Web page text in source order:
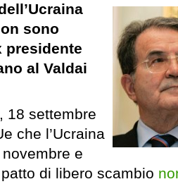
sono
presidente
al Valdai
18 settembre
che l’Ucraina
e
di libero scambio